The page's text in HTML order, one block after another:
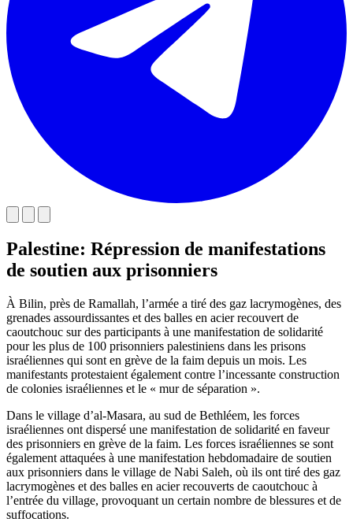
Palestine: Répression de manifestations
de soutien aux prisonniers
À Bilin, près de Ramallah, l’armée a tiré des gaz lacrymogènes, des
grenades assourdissantes et des balles en acier recouvert de
caoutchouc sur des participants à une manifestation de solidarité
pour les plus de 100 prisonniers palestiniens dans les prisons
israéliennes qui sont en grève de la faim depuis un mois. Les
manifestants protestaient également contre l’incessante construction
de colonies israéliennes et le « mur de séparation ».
Dans le village d’al-Masara, au sud de Bethléem, les forces
israéliennes ont dispersé une manifestation de solidarité en faveur
des prisonniers en grève de la faim. Les forces israéliennes se sont
également attaquées à une manifestation hebdomadaire de soutien
aux prisonniers dans le village de Nabi Saleh, où ils ont tiré des gaz
lacrymogènes et des balles en acier recouverts de caoutchouc à
l’entrée du village, provoquant un certain nombre de blessures et de
suffocations.